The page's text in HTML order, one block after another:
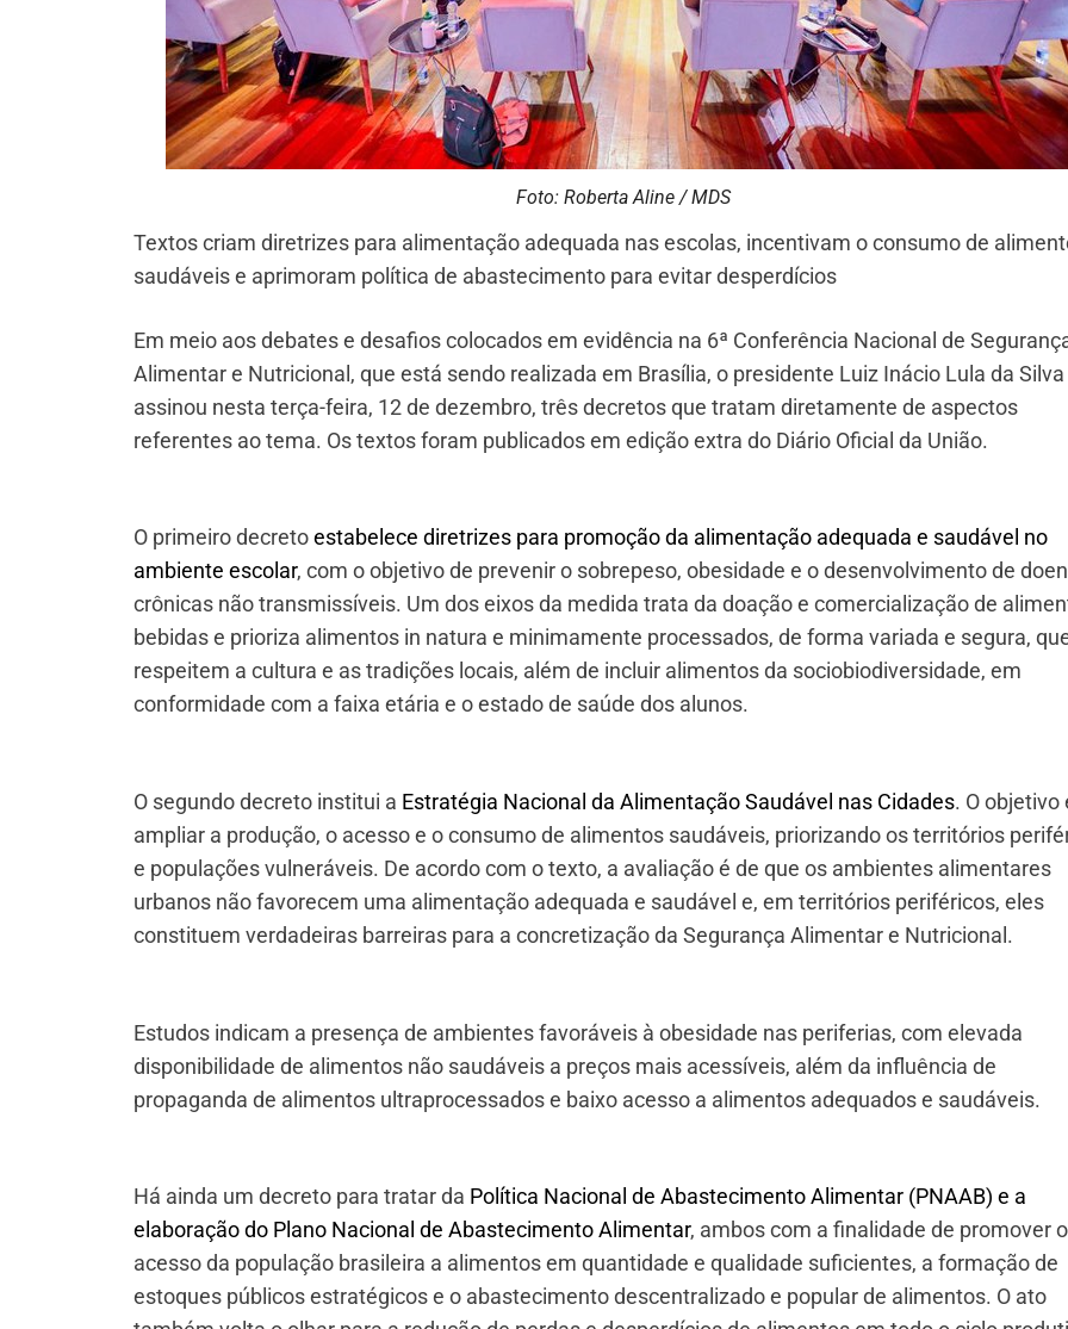
Foto: Roberta Aline / MDS
Textos criam diretrizes para alimentação adequada nas escolas, incentivam o consumo de
saudáveis e aprimoram política de abastecimento para evitar desperdícios
Em meio aos debates e desafios colocados em evidência na 6ª Conferência Nacional de
Alimentar e Nutricional, que está sendo realizada em Brasília, o presidente Luiz Inácio Lula da Silva
assinou nesta terça-feira, 12 de dezembro, três decretos que tratam diretamente de aspectos
referentes ao tema. Os textos foram publicados em edição extra do Diário Oficial da União.
O primeiro decretoestabelece diretrizes para promoção da alimentação adequada e saudável no
ambiente escolar, com o objetivo de prevenir o sobrepeso, obesidade e o desenvolvimento de
crônicas não transmissíveis. Um dos eixos da medida trata da doação e comercialização de
bebidas e prioriza alimentos in natura e minimamente processados, de forma variada e segura,
respeitem a cultura e as tradições locais, além de incluir alimentos da sociobiodiversidade, em
conformidade com a faixa etária e o estado de saúde dos alunos.
O segundo decreto institui a Estratégia Nacional da Alimentação Saudável nas Cidades. O objetivo
ampliar a produção, o acesso e o consumo de alimentos saudáveis, priorizando os territórios
e populações vulneráveis. De acordo com o texto, a avaliação é de que os ambientes alimentares
urbanos não favorecem uma alimentação adequada e saudável e, em territórios periféricos, eles
constituem verdadeiras barreiras para a concretização da Segurança Alimentar e Nutricional.
Estudos indicam a presença de ambientes favoráveis à obesidade nas periferias, com elevada
disponibilidade de alimentos não saudáveis a preços mais acessíveis, além da influência de
propaganda de alimentos ultraprocessados e baixo acesso a alimentos adequados e saudáveis.
Há ainda um decreto para tratar da Política Nacional de Abastecimento Alimentar (PNAAB) e a
elaboração do Plano Nacional de Abastecimento Alimentar, ambos com a finalidade de promover o
acesso da população brasileira a alimentos em quantidade e qualidade suficientes, a formação de
estoques públicos estratégicos e o abastecimento descentralizado e popular de alimentos. O ato